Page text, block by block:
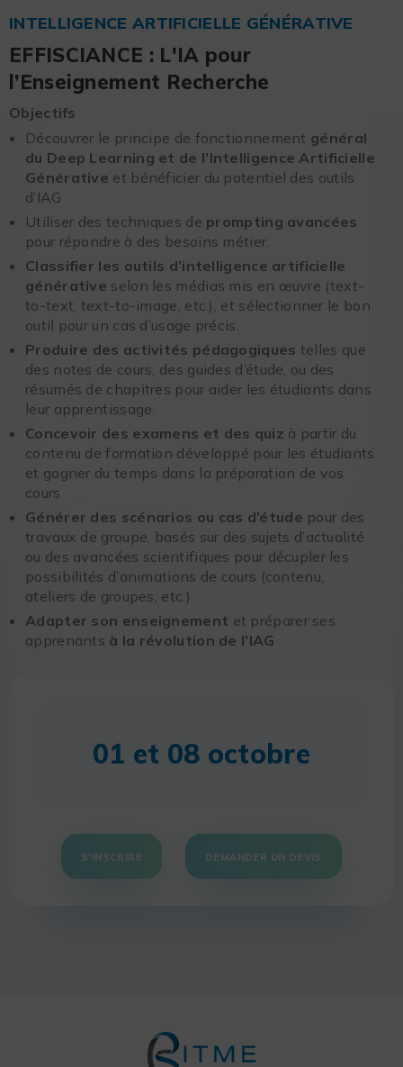
INTELLIGENCE ARTIFICIELLE GÉNÉRATIVE
EFFISCIANCE : L'IA pour
l’Enseignement Recherche
Objectifs
Découvrer le principe de fonctionnement général
du Deep Learning et de l’Intelligence Artificielle
Générative et bénéficier du potentiel des outils
d’IAG
Utiliser des techniques de prompting avancées
pour répondre à des besoins métier.
Classifier les outils d’intelligence artificielle
générative selon les médias mis en œuvre (text-
to-text, text-to-image, etc.), et sélectionner le bon
outil pour un cas d’usage précis.
Produire des activités pédagogiques telles que
des notes de cours, des guides d’étude, ou des
résumés de chapitres pour aider les étudiants dans
leur apprentissage.
Concevoir des examens et des quiz à partir du
contenu de formation développé pour les étudiants
et gagner du temps dans la préparation de vos
cours
Générer des scénarios ou cas d’étude pour des
travaux de groupe, basés sur des sujets d’actualité
ou des avancées scientifiques pour décupler les
possibilités d’animations de cours (contenu,
ateliers de groupes, etc.)
Adapter son enseignement et préparer ses
apprenants à la révolution de l’IAG
01 et 08 octobre
S'INSCRIRE DEMANDER UN DEVIS